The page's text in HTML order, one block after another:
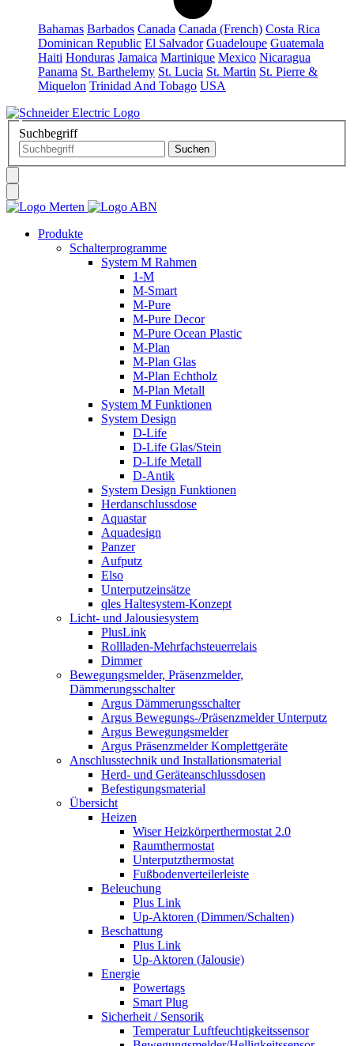
Bahamas Barbados Canada Canada (French) Costa Rica
Dominican Republic El Salvador Guadeloupe Guatemala
Haiti Honduras Jamaica Martinique Mexico Nicaragua
Panama St. Barthelemy St. Lucia St. Martin St. Pierre &
Miquelon Trinidad And Tobago USA
Suchbegriff
Produkte
Schalterprogramme
System M Rahmen
1-M
M-Smart
M-Pure
M-Pure Decor
M-Pure Ocean Plastic
M-Plan
M-Plan Glas
M-Plan Echtholz
M-Plan Metall
System M Funktionen
System Design
D-Life
D-Life Glas/Stein
D-Life Metall
D-Antik
System Design Funktionen
Herdanschlussdose
Aquastar
Aquadesign
Panzer
Aufputz
Elso
Unterputzeinsätze
qles Haltesystem-Konzept
Licht- und Jalousiesystem
PlusLink
Rollladen-Mehrfachsteuerrelais
Dimmer
Bewegungsmelder, Präsenzmelder,
Dämmerungsschalter
Argus Dämmerungsschalter
Argus Bewegungs-/Präsenzmelder Unterputz
Argus Bewegungsmelder
Argus Präsenzmelder Komplettgeräte
Anschlusstechnik und Installationsmaterial
Herd- und Geräteanschlussdosen
Befestigungsmaterial
Übersicht
Heizen
Wiser Heizkörperthermostat 2.0
Raumthermostat
Unterputzthermostat
Fußbodenverteilerleiste
Beleuchung
Plus Link
Up-Aktoren (Dimmen/Schalten)
Beschattung
Plus Link
Up-Aktoren (Jalousie)
Energie
Powertags
Smart Plug
Sicherheit / Sensorik
Temperatur Luftfeuchtigkeitssensor